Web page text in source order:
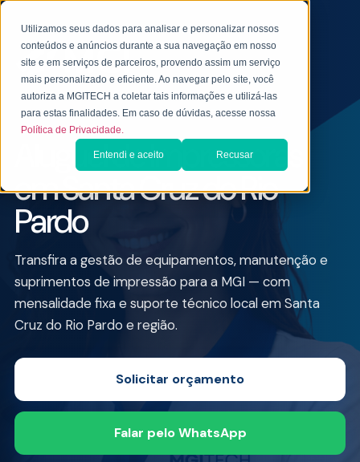
Utilizamos seus dados para analisar e personalizar nossos
conteúdos e anúncios durante a sua navegação em nosso
site e em serviços de parceiros, provendo assim um serviço
mais personalizado e eficiente. Ao navegar pelo site, você
autoriza a MGITECH a coletar tais informações e utilizá-las
para estas finalidades. Em caso de dúvidas, acesse nossa
Política de Privacidade.
Entendi e aceito Recusar
ALUGUEL DE IMPRESSORA PARA EMPRESAS
Aluguel de Impressoras
em Santa Cruz do Rio
Pardo
Transfira a gestão de equipamentos, manutenção e
suprimentos de impressão para a MGI — com
mensalidade fixa e suporte técnico local em Santa
Cruz do Rio Pardo e região.
Solicitar orçamento
Falar pelo WhatsApp